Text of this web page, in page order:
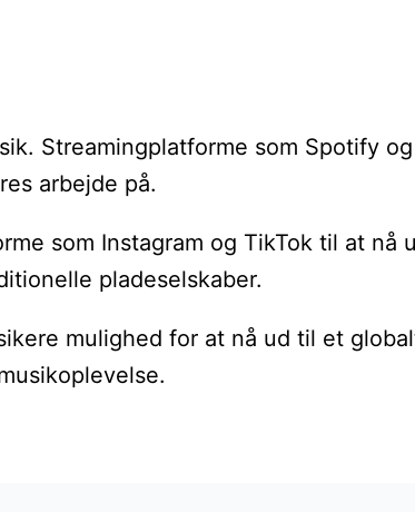
Streamingplatforme som Spotify
arbejde på.
som Instagram og TikTok til at
pladeselskaber.
mulighed for at nå ud til et